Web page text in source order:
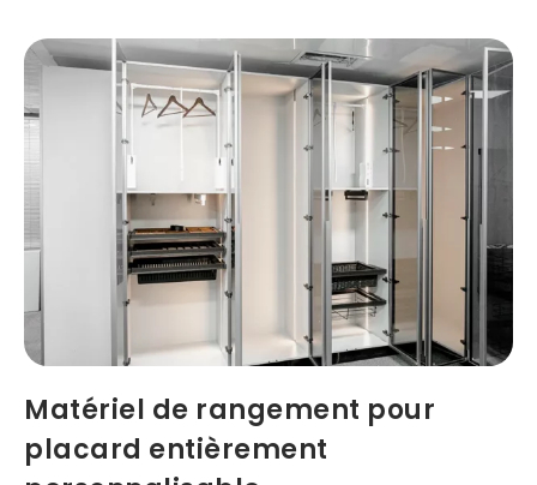
Matériel de rangement pour
placard entièrement